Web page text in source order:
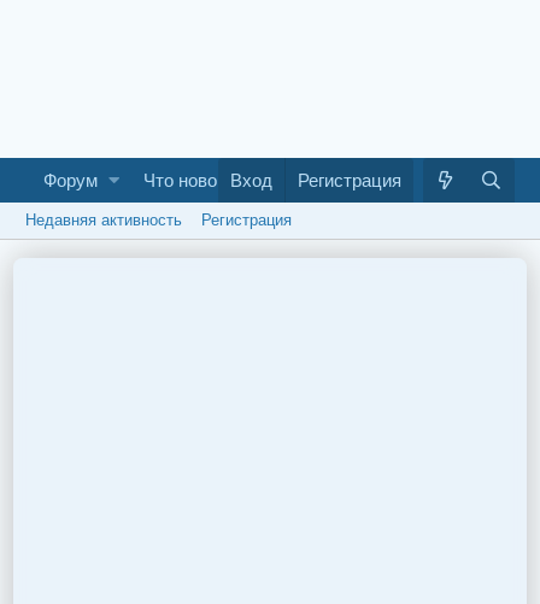
Форум Что нового Галерея Как построить
Вход Регистрация
Недавняя активность Регистрация